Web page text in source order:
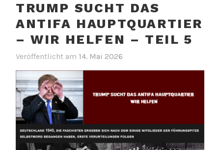
TRUMP SUCHT DAS
ANTIFA HAUPTQUARTIER
– WIR HELFEN – TEIL 5
Veröffentlicht am 14. Mai 2026